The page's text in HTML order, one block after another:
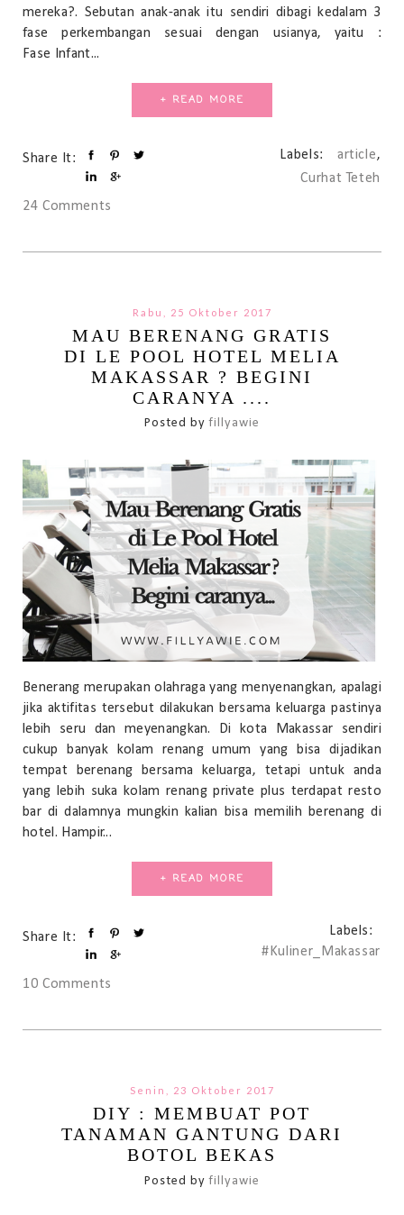
mereka?. Sebutan anak-anak itu sendiri dibagi kedalam 3
fase perkembangan sesuai dengan usianya, yaitu :
Fase Infant...
+ READ MORE
Share It:
24 Comments
Labels: article,
Curhat Teteh
Rabu, 25 Oktober 2017
MAU BERENANG GRATIS
DI LE POOL HOTEL MELIA
MAKASSAR ? BEGINI
CARANYA ....
Posted byfillyawie
Benerang merupakan olahraga yang menyenangkan, apalagi
jika aktifitas tersebut dilakukan bersama keluarga pastinya
lebih seru dan meyenangkan. Di kota Makassar sendiri
cukup banyak kolam renang umum yang bisa dijadikan
tempat berenang bersama keluarga, tetapi untuk anda
yang lebih suka kolam renang private plus terdapat resto
bar di dalamnya mungkin kalian bisa memilih berenang di
hotel. Hampir...
+ READ MORE
Share It:
10 Comments
Labels:
#Kuliner_Makassar
Senin, 23 Oktober 2017
DIY : MEMBUAT POT
TANAMAN GANTUNG DARI
BOTOL BEKAS
Posted byfillyawie